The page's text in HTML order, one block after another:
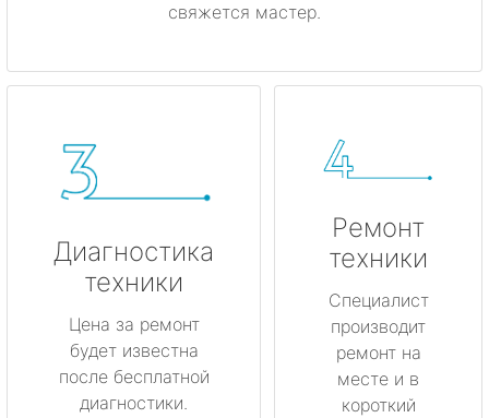
свяжется мастер.
Диагностика
техники
Цена за ремонт
будет известна
после бесплатной
диагностики.
Ремонт
техники
Специалист
производит
ремонт на
месте и в
короткий